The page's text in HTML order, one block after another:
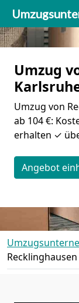
Umzug
Umzug von
ab 104 €:
erhalten ✓
Angebot